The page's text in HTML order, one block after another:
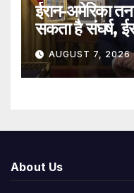
ईरान-अमेरिका
सकता है संघर्ष,
AUGUST 7, 2026
About Us